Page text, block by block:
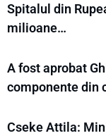
Spitalul din
milioane…
A fost aprobat
componente din
Cseke Attila: